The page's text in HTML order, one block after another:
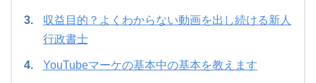
収益目的？よくわからない動画を出し続ける新人
行政書士
YouTubeマーケの基本中の基本を教えます